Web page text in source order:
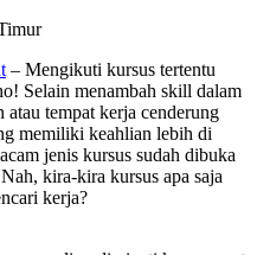
– Mengikuti kursus tertentu
Selain menambah skill dalam
atau tempat kerja cenderung
memiliki keahlian lebih di
jenis kursus sudah dibuka
kira-kira kursus apa saja
kerja?